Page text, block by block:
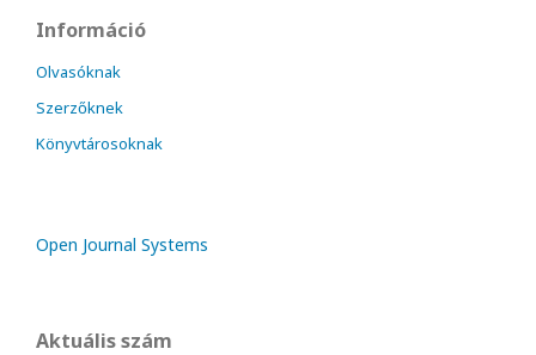
Információ
Olvasóknak
Szerzőknek
Könyvtárosoknak
Open Journal Systems
Aktuális szám